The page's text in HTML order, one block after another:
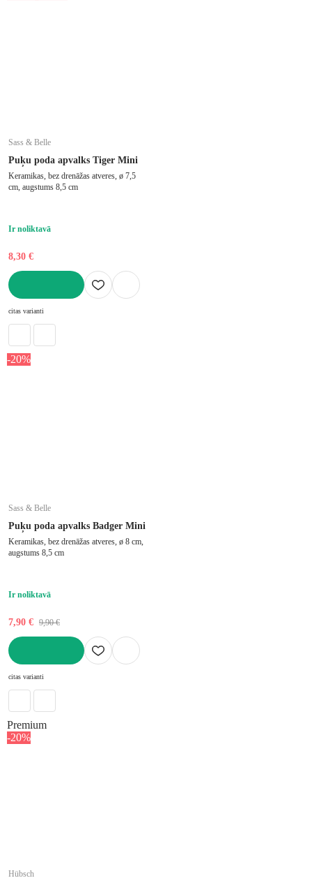
Sass & Belle
Puķu poda apvalks Tiger Mini
Keramikas, bez drenāžas atveres, ø 7,5
cm, augstums 8,5 cm
Ir noliktavā
8,30 €
citas varianti
-20%
Sass & Belle
Puķu poda apvalks Badger Mini
Keramikas, bez drenāžas atveres, ø 8 cm,
augstums 8,5 cm
Ir noliktavā
7,90 € 9,90 €
citas varianti
Premium
-20%
Hübsch